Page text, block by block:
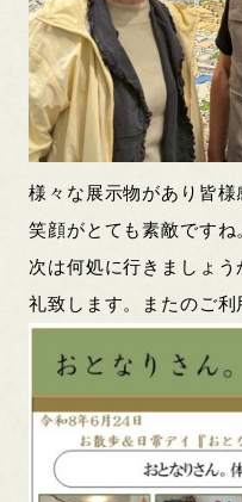
様々な展示物があり皆様
笑顔がとても素敵ですね
次は何処に行きましょ
礼致します。またのご利